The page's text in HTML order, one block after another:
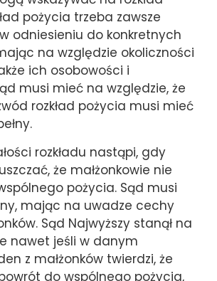
pożycia trzeba zawsze
odniesieniu do konkretnych
na względzie okoliczności
ich osobowości i
musi mieć na względzie, że
rozkład pożycia musi mieć
rozkładu nastąpi, gdy
że małżonkowie nie
pożycia. Sąd musi
mając na uwadze cechy
Sąd Najwyższy stanął na
nawet jeśli w danym
z małżonków twierdzi, że
do wspólnego pożycia,